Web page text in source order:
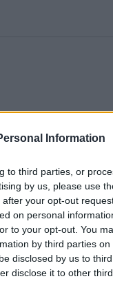
Information
to third parties, or
by us, please use
your opt-out
on personal
to your opt-out. You
by third parties on
disclosed by us to
disclose it to other